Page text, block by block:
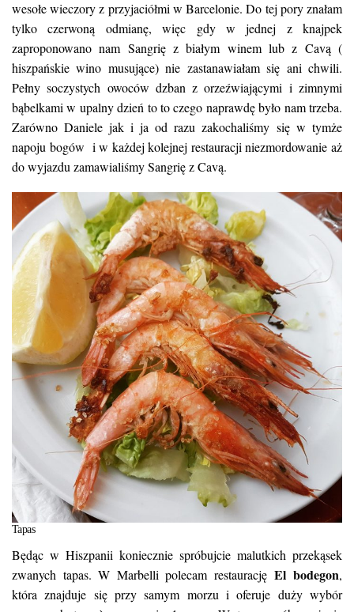
wesołe wieczory z przyjaciółmi w Barcelonie. Do tej pory znałam
tylko czerwoną odmianę, więc gdy w jednej z knajpek
zaproponowano nam Sangrię z białym winem lub z Cavą (
hiszpańskie wino musujące) nie zastanawiałam się ani chwili.
Pełny soczystych owoców dzban z orzeźwiającymi i zimnymi
bąbelkami w upalny dzień to to czego naprawdę było nam trzeba.
Zarówno Daniele jak i ja od razu zakochaliśmy się w tymże
napoju bogów i w każdej kolejnej restauracji niezmordowanie aż
do wyjazdu zamawialiśmy Sangrię z Cavą.
Tapas
Będąc w Hiszpanii koniecznie spróbujcie malutkich przekąsek
zwanych tapas. W Marbelli polecam restauracjęEl bodegon,
która znajduje się przy samym morzu i oferuje duży wybór